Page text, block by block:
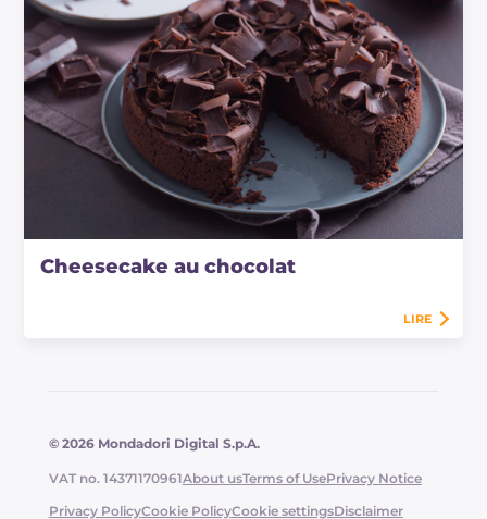
Cheesecake au chocolat
LIRE
© 2026 Mondadori Digital S.p.A.
VAT no. 14371170961About usTerms of UsePrivacy Notice
Privacy PolicyCookie PolicyCookie settingsDisclaimer